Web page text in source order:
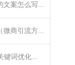
案怎么写...
商引流方...
词优化...